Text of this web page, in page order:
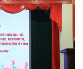
ủy, Bí thư Đảng ủy